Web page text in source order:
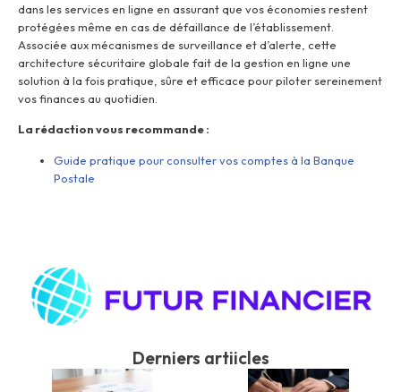
dans les services en ligne en assurant que vos économies restent
protégées même en cas de défaillance de l’établissement.
Associée aux mécanismes de surveillance et d’alerte, cette
architecture sécuritaire globale fait de la gestion en ligne une
solution à la fois pratique, sûre et efficace pour piloter sereinement
vos finances au quotidien.
La rédaction vous recommande :
Guide pratique pour consulter vos comptes à la Banque
Postale
Derniers artiicles